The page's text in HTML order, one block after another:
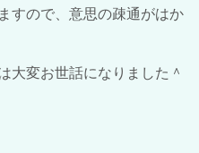
すので、意思の疎通がはか
大変お世話になりました＾